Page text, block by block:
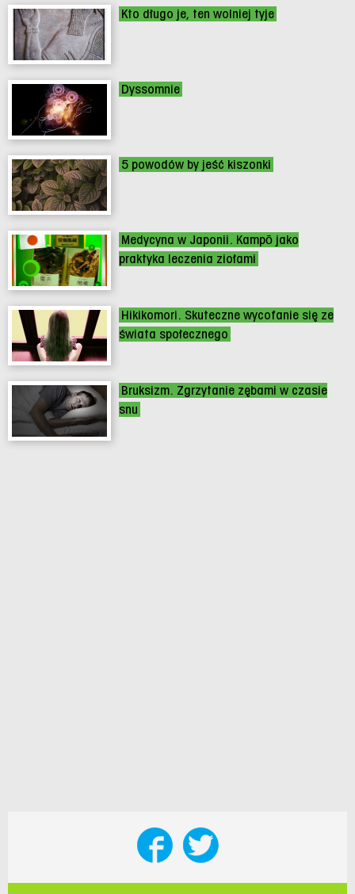
Kto długo je, ten wolniej tyje
Dyssomnie
5 powodów by jeść kiszonki
Medycyna w Japonii. Kampō jako
praktyka leczenia ziołami
Hikikomori. Skuteczne wycofanie się ze
świata społecznego
Bruksizm. Zgrzytanie zębami w czasie
snu